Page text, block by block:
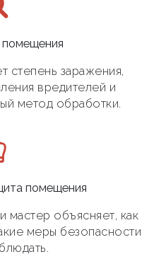
помещения
степень заражения,
вредителей и
метод обработки.
помещения
мастер объясняет, как
меры безопасности